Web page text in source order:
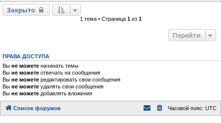
Закрыто
1 тема • Страница 1из 1
Перейти
ПРАВА ДОСТУПА
Вы не можете начинать темы
Вы не можете отвечать на сообщения
Вы не можете редактировать свои сообщения
Вы не можете удалять свои сообщения
Вы не можете добавлять вложения
Список форумов Часовой пояс: UTC